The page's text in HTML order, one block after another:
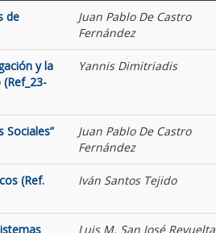
de
Juan Pablo De Castro
Fernández
y la
Yannis Dimitriadis
Sociales”
Juan Pablo De Castro
Fernández
(Ref.
Iván Santos Tejido
Luis M. San José Revuelta